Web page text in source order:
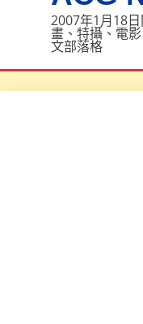
2007年1月18
畫、特攝、電
文部落格